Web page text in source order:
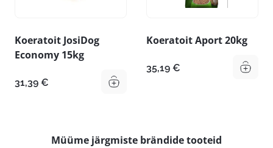
Koeratoit JosiDog
Economy 15kg
31,39 €
Koeratoit Aport 20kg
35,19 €
Müüme järgmiste brändide tooteid